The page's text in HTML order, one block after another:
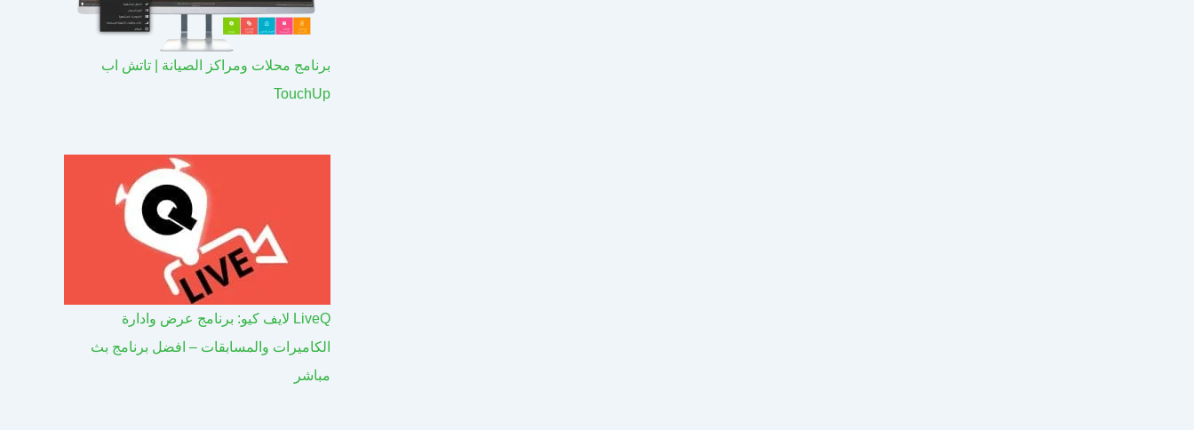
برنامج محلات ومراكز الصيانة | تاتش اب
TouchUp
LiveQ لايف كيو: برنامج عرض وادارة
الكاميرات والمسابقات – افضل برنامج بث
مباشر